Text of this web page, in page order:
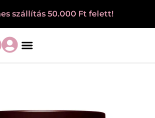
szállítás 50.000 Ft felett!